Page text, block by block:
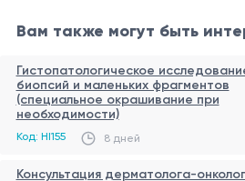
Размер и глубина поражения
Локализация — открытые
трения или давления
Количество образований
Степень ороговения и
Предпочтения пациента и
Цель процедуры
Удаление бородавок с
доброкачественной
Вам также могут быть
Гистопатологическое
биопсий и маленьких фрагментов
(специальное окрашивание при
необходимости)
Код: HI155 8 дней
Консультация дерматолога-